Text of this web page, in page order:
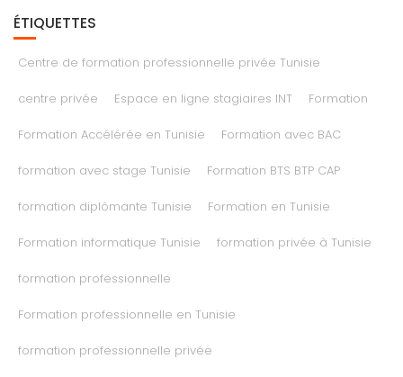
ÉTIQUETTES
Centre de formation professionnelle privée Tunisie
centre privée Espace en ligne stagiaires INT Formation
Formation Accélérée en Tunisie Formation avec BAC
formation avec stage Tunisie Formation BTS BTP CAP
formation diplômante Tunisie Formation en Tunisie
Formation informatique Tunisie formation privée à Tunisie
formation professionnelle
Formation professionnelle en Tunisie
formation professionnelle privée